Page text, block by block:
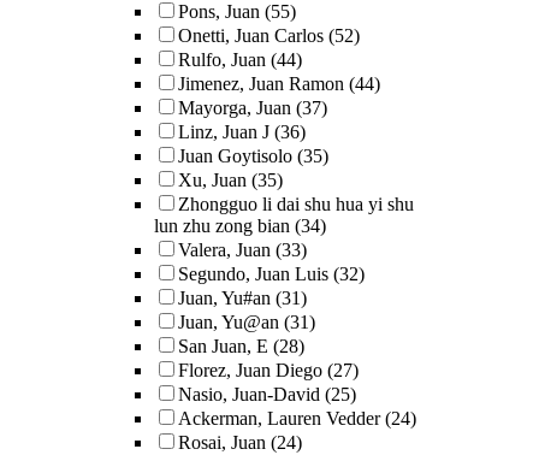
Pons, Juan (55)
Onetti, Juan Carlos (52)
Rulfo, Juan (44)
Jimenez, Juan Ramon (44)
Mayorga, Juan (37)
Linz, Juan J (36)
Juan Goytisolo (35)
Xu, Juan (35)
Zhongguo li dai shu hua yi shu
lun zhu zong bian (34)
Valera, Juan (33)
Segundo, Juan Luis (32)
Juan, Yu#an (31)
Juan, Yu@an (31)
San Juan, E (28)
Florez, Juan Diego (27)
Nasio, Juan-David (25)
Ackerman, Lauren Vedder(24)
Rosai, Juan (24)